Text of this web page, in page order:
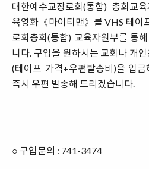
대한예수교장로회(통합) 총회교
육영화《마이티맨》를 VHS 테이
로회총회(통합) 교육자원부를 통
니다. 구입을 원하시는 교회나 개
(테이프 가격+우편발송비)을 입
즉시 우편 발송해 드리겠습니다.
○ 구입문의 : 741-3474